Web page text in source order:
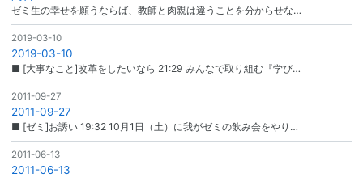
ゼミ生の幸せを願うならば、教師と肉親は違うことを分からせな…
2019-03-10
2019-03-10
■ [大事なこと]改革をしたいなら 21:29 みんなで取り組む『学び…
2011-09-27
2011-09-27
■ [ゼミ]お誘い 19:32 10月1日（土）に我がゼミの飲み会をやり…
2011-06-13
2011-06-13